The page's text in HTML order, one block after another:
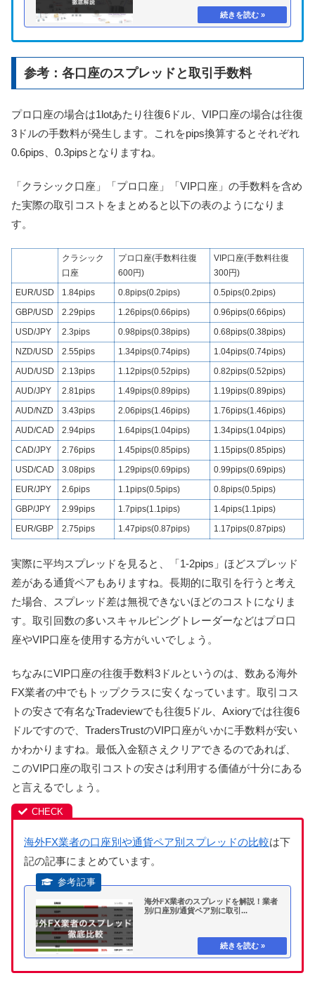
参考：各口座のスプレッドと取引手数料
プロ口座の場合は1lotあたり往復6 ドル、VIP口座の場合は往復
3ドルの手数料が発生します。これをpips換算するとそれぞれ
0.6pips、0.3pipsとなりますね。
「クラシック口座」「プロ口座」「VIP口座」の手数料を含め
た実際の取引コストをまとめると以下の表のようになりま
す。
クラシック
口座
プロ口座(手数料往復
600円)
VIP口座(手数料往復
300円)
EUR/USD
1.84pips 0.8pips(0.2pips)
0.5pips(0.2pips)
GBP/USD
2.29pips 1.26pips(0.66pips)
0.96pips(0.66pips)
USD/JPY
2.3pips 0.98pips(0.38pips) 0.68pips(0.38pips)
NZD/USD
2.55pips 1.34pips(0.74pips) 1.04pips(0.74pips)
AUD/USD
2.13pips 1.12pips(0.52pips) 0.82pips(0.52pips)
AUD/JPY
2.81pips 1.49pips(0.89pips) 1.19pips(0.89pips)
AUD/NZD
3.43pips 2.06pips(1.46pips) 1.76pips(1.46pips)
AUD/CAD
2.94pips 1.64pips(1.04pips) 1.34pips(1.04pips)
CAD/JPY
2.76pips 1.45pips(0.85pips) 1.15pips(0.85pips)
USD/CAD
3.08pips 1.29pips(0.69pips) 0.99pips(0.69pips)
EUR/JPY
2.6pips 1.1pips(0.5pips) 0.8pips(0.5pips)
GBP/JPY
2.99pips 1.7pips(1.1pips) 1.4pips(1.1pips)
EUR/GBP
2.75pips 1.47pips(0.87pips) 1.17pips(0.87pips)
実際に平均スプレッドを見ると、「1-2pips」ほどスプレッド
差がある通貨ペアもありますね。長期的に取引を行うと考え
た場合、スプレッド差は無視できないほどのコストになりま
す。取引回数の多いスキャルピングトレーダーなどはプロ口
座やVIP口座を使用する方がいいでしょう。
ちなみにVIP口座の往復手数料3ドルというのは、数ある海外
FX業者の中でもトップクラスに安くなっています。取引コス
トの安さで有名なTradeviewでも往復5ドル、Axioryでは往復6
ドルですので、TradersTrustのVIP口座がいかに手数料が安い
かわかりますね。最低入金額さえクリアできるのであれば、
このVIP口座の取引コストの安さは利用する価値が十分にある
と言えるでしょう。
海外FX業者の口座別や通貨ペア別スプレッドの比較は下
記の記事にまとめています。
海外FX業者のスプレッドを解説！業者
別/口座別/通貨ペア別に取引...